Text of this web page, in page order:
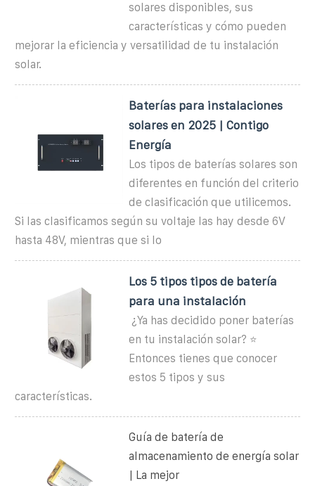
solares disponibles, sus
características y cómo pueden
mejorar la eficiencia y versatilidad de tu instalación
solar.
Baterías para instalaciones
solares en 2025 | Contigo
Energía
Los tipos de baterías solares son
diferentes en función del criterio
de clasificación que utilicemos.
Si las clasificamos según su voltaje las hay desde 6V
hasta 48V, mientras que si lo
Los 5 tipos tipos de batería
para una instalación
️ ¿Ya has decidido poner baterías
en tu instalación solar? ⭐
Entonces tienes que conocer
estos 5 tipos y sus
características.
Guía de batería de
almacenamiento de energía solar
| La mejor